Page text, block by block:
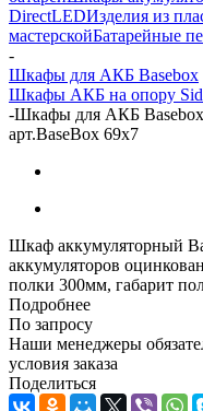
DirectLEDИзделия из
мастерскойБатарейные
-
Шкафы для АКБ Basebox
Шкафы АКБ на опору
-Шкафы для АКБ Basebox
арт.BaseBox 69x7
Шкаф аккумуляторный
аккумуляторов
полки 300мм, габарит
Подробнее
По запросу
Наши менеджеры
условия заказа
Поделиться